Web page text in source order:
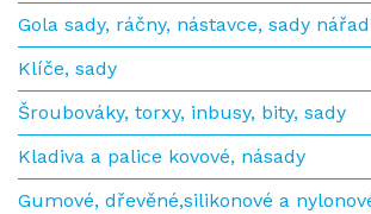
Gola sady, ráčny, nástavce, sady
Klíče, sady
Šroubováky, torxy, inbusy, bity, sady
Kladiva a palice kovové, násady
Gumové, dřevěné,silikonové a